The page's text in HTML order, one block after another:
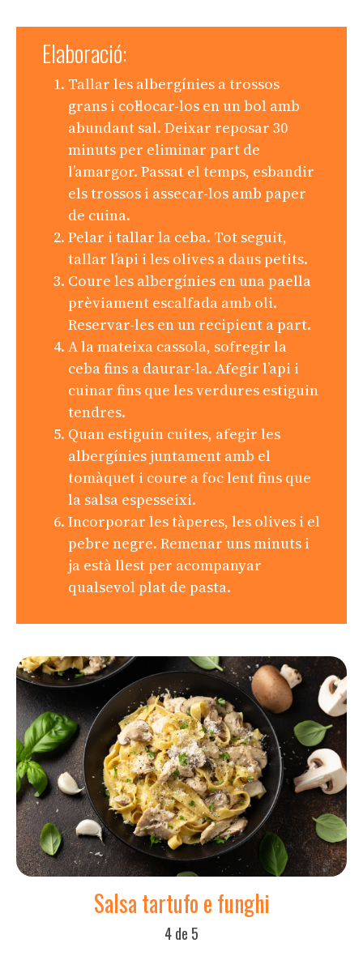
Elaboració:
Tallar les albergínies a trossos
grans i col·locar-los en un bol amb
abundant sal. Deixar reposar 30
minuts per eliminar part de
l’amargor. Passat el temps, esbandir
els trossos i assecar-los amb paper
de cuina.
Pelar i tallar la ceba. Tot seguit,
tallar l’api i les olives a daus petits.
Coure les albergínies en una paella
prèviament escalfada amb oli.
Reservar-les en un recipient a part.
A la mateixa cassola, sofregir la
ceba fins a daurar-la. Afegir l’api i
cuinar fins que les verdures estiguin
tendres.
Quan estiguin cuites, afegir les
albergínies juntament amb el
tomàquet i coure a foc lent fins que
la salsa espesseixi.
Incorporar les tàperes, les olives i el
pebre negre. Remenar uns minuts i
ja està llest per acompanyar
qualsevol plat de pasta.
Salsa tartufo e funghi
4 de 5